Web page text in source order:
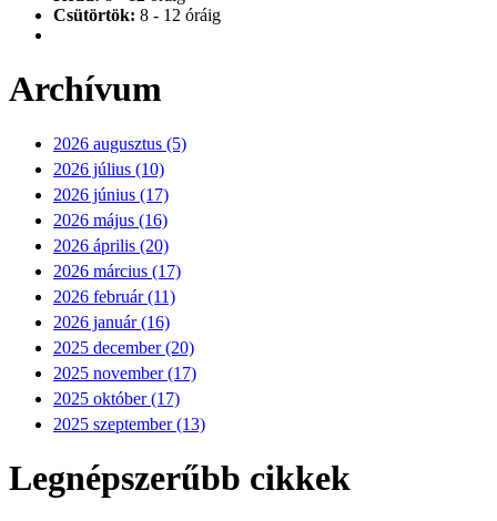
Csütörtök: 8 - 12 óráig
Archívum
2026 augusztus (5)
2026 július (10)
2026 június (17)
2026 május (16)
2026 április (20)
2026 március (17)
2026 február (11)
2026 január (16)
2025 december (20)
2025 november (17)
2025 október (17)
2025 szeptember (13)
Legnépszerűbb cikkek